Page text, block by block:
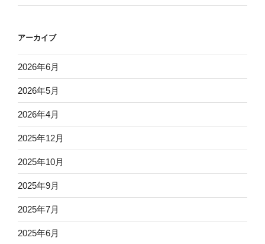
アーカイブ
2026年6月
2026年5月
2026年4月
2025年12月
2025年10月
2025年9月
2025年7月
2025年6月